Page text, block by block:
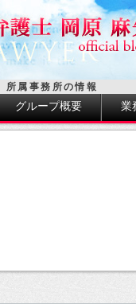
所属事務所の情報
グループ概要 業